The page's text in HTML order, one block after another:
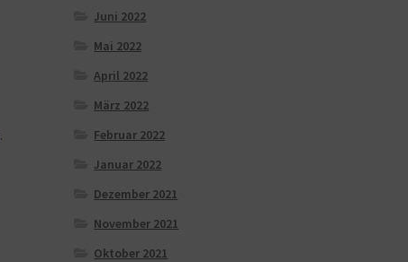
.
Juni 2022
Mai 2022
April 2022
März 2022
Februar 2022
Januar 2022
Dezember 2021
November 2021
Oktober 2021